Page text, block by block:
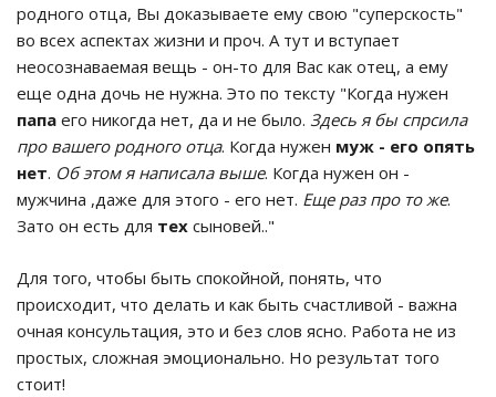
родного отца, Вы доказываете ему свою "суперскость"
во всех аспектах жизни и проч. А тут и вступает
неосознаваемая вещь - он-то для Вас как отец, а ему
еще одна дочь не нужна. Это по тексту "Когда нужен
папа его никогда нет, да и не было. Здесь я бы спрсила
про вашего родного отца. Когда нужен муж - его опять
нет. Об этом я написала выше. Когда нужен он -
мужчина ,даже для этого - его нет. Еще раз про то же.
Зато он есть для тех сыновей.."
Для того, чтобы быть спокойной, понять, что
происходит, что делать и как быть счастливой - важна
очная консультация, это и без слов ясно. Работа не из
простых, сложная эмоционально. Но результат того
стоит!